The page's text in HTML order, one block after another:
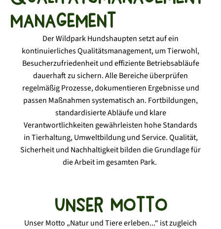
management
Der Wildpark Hundshaupten setzt auf ein
kontinuierliches Qualitätsmanagement, um Tierwohl,
Besucherzufriedenheit und effiziente Betriebsabläufe
dauerhaft zu sichern. Alle Bereiche überprüfen
regelmäßig Prozesse, dokumentieren Ergebnisse und
passen Maßnahmen systematisch an. Fortbildungen,
standardisierte Abläufe und klare
Verantwortlichkeiten gewährleisten hohe Standards
in Tierhaltung, Umweltbildung und Service. Qualität,
Sicherheit und Nachhaltigkeit bilden die Grundlage für
die Arbeit im gesamten Park.
Unser Motto
Unser Motto „Natur und Tiere erleben...“ ist zugleich